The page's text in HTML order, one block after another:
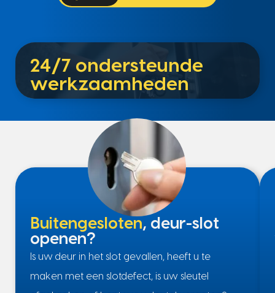
24/7 ondersteunde
werkzaamheden
Buitengesloten, deur-slot
openen?
Is uw deur in het slot gevallen, heeft u te
maken met een slotdefect, is uw sleutel